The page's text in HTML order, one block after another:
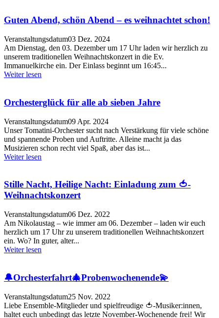
Guten Abend, schön Abend – es weihnachtet schon!
Veranstaltungsdatum03 Dez. 2024
Am Dienstag, den 03. Dezember um 17 Uhr laden wir herzlich zu
unserem traditionellen Weihnachtskonzert in die Ev.
Immanuelkirche ein. Der Einlass beginnt um 16:45...
Weiter lesen
Orchesterglück für alle ab sieben Jahre
Veranstaltungsdatum09 Apr. 2024
Unser Tomatini-Orchester sucht nach Verstärkung für viele schöne
und spannende Proben und Auftritte. Alleine macht ja das
Musizieren schon recht viel Spaß, aber das ist...
Weiter lesen
Stille Nacht, Heilige Nacht: Einladung zum 🍅-
Weihnachtskonzert
Veranstaltungsdatum06 Dez. 2022
Am Nikolaustag – wie immer am 06. Dezember – laden wir euch
herzlich um 17 Uhr zu unserem traditionellen Weihnachtskonzert
ein. Wo? In guter, alter...
Weiter lesen
🔔Orchesterfahrt🎄Probenwochenende💫
Veranstaltungsdatum25 Nov. 2022
Liebe Ensemble-Mitglieder und spielfreudige 🍅-Musiker:innen,
haltet euch unbedingt das letzte November-Wochenende frei! Wir